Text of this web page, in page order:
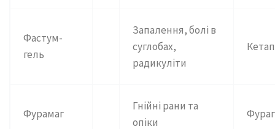
Фастум-
гель
Запалення, болі в
суглобах,
радикуліти
Фурамаг
Гнійні рани та
опіки